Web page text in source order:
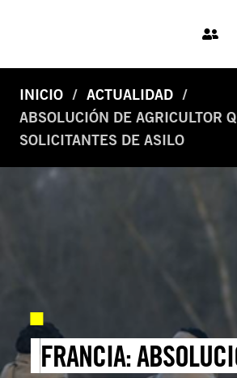
INICIO
ACTUALIDAD
ABSOLUCIÓN DE AGRICULTOR
SOLICITANTES DE ASILO
FRANCIA: